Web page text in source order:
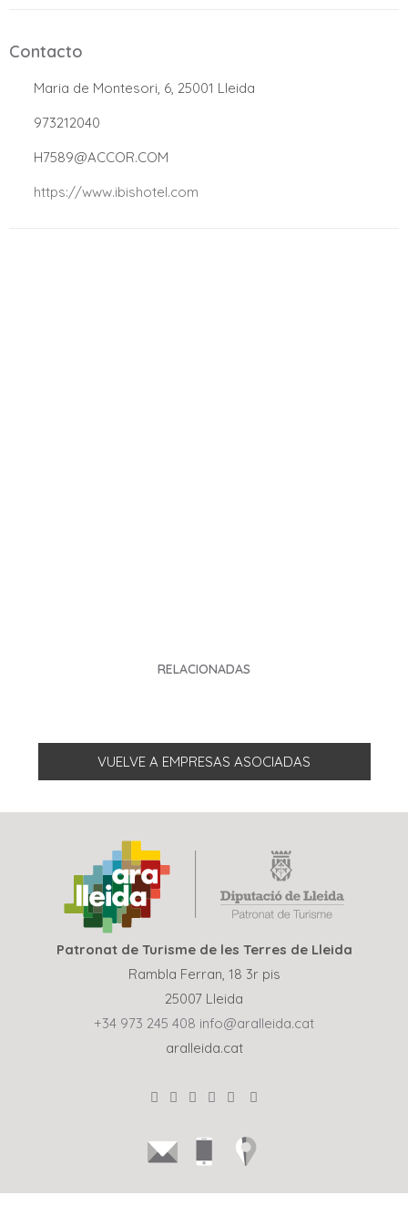
Contacto
Maria de Montesori, 6, 25001 Lleida
973212040
H7589@ACCOR.COM
https://www.ibishotel.com
RELACIONADAS
VUELVE A EMPRESAS ASOCIADAS
Patronat de Turisme de les Terres de Lleida
Rambla Ferran, 18 3r pis
25007 Lleida
+34 973 245 408 info@aralleida.cat
aralleida.cat